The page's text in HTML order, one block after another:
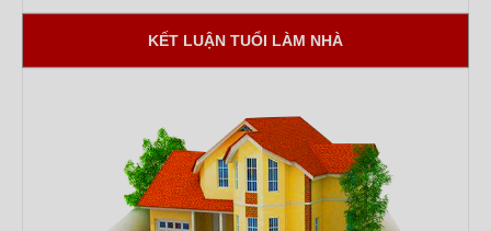
KẾT LUẬN TUỔI LÀM NHÀ